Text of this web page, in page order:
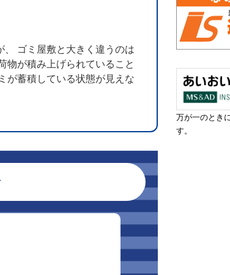
ゴミ屋敷と大きく違うのは
物が積み上げられていること
が蓄積している状態が見えな
万が一のとき
す。